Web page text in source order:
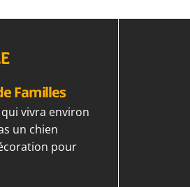
Familles
qui vivra environ
un chien
pour